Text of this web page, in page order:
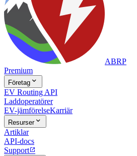
ABRP
Premium
Företag 
EV Routing API
Laddoperatörer
EV-jämförelseKarriär
Resurser
Artiklar
API-docs
Support